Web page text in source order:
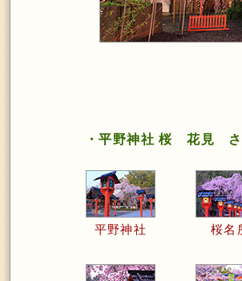
・平野神社 桜 花見
平野神社 桜名